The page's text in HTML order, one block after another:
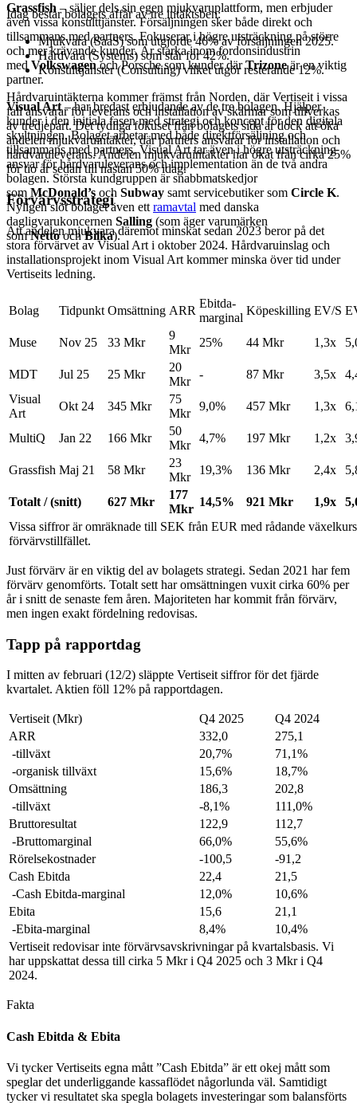
Grassfish – säljer dels sin egen mjukvaruplattform, men erbjuder
även vissa konsulttjänster. Försäljningen sker både direkt och
tillsammans med partners. Fokuserar i högre utsträckning på större
och mer krävande kunder. Är starka inom fordonsindustrin
med Volkswagenoch Porsche som kunder därTrizoneär en viktig
partner.
Visual Art– har bredast erbjudande av de tre bolagen. Hjälper
kunder i den initiala fasen med strategi och koncept för den digitala
skyltningen. Bolaget arbetar med både direktförsäljning och
tillsammans med partners. Visual Art tar även i högre utsträckning
ansvar för hårdvaruleverans och implementation än de två andra
bolagen. Största kundgruppen är snabbmatskedjor
som McDonald’s och Subway samt servicebutiker som Circle K.
Nyligen slöt bolaget även ett ramavtal med danska
dagligvarukoncernen Salling (som äger varumärken
somNettoochBilka).
Idag består bolagets affär av tre intäktsben:
Mjukvara (SaaS) som utgjorde 46% av försäljningen 2025.
Hårdvara (Systems) som står för 42%.
Konsulttjänster (Consulting) vilket utgör resterande 12%.
Hårdvaruintäkterna kommer främst från Norden, där Vertiseit i vissa
fall ansvarar för leverans och installation av skärmar som tillverkas
av tredjepart. Det tydliga fokuset från bolagets sida är dock att öka
andelen mjukvaruintäkter, där partners ansvarar för installation och
hårdvaruleverans. Andelen mjukvaruintäkter har ökat från cirka 25%
för tio år sedan till nästan 50% idag.
Förvärvsstrategi
Att andelen mjukvara däremot minskat sedan 2023 beror på det
stora förvärvet av Visual Art i oktober 2024. Hårdvaruinslag och
installationsprojekt inom Visual Art kommer minska över tid under
Vertiseits ledning.
Bolag Tidpunkt Omsättning ARR
Ebitda-
marginal
Köpeskilling EV/S
Muse Nov 25 33 Mkr
9
Mkr
25% 44 Mkr 1,3x
MDT Jul 25 25 Mkr
20
Mkr
- 87 Mkr 3,5x
Visual
Art
Okt 24 345 Mkr
75
Mkr
9,0% 457 Mkr 1,3x
MultiQ Jan 22 166 Mkr
50
Mkr
4,7% 197 Mkr 1,2x
Grassfish Maj 21 58 Mkr
23
Mkr
19,3% 136 Mkr 2,4x
Totalt / (snitt) 627 Mkr
177
Mkr
14,5% 921 Mkr 1,9x
Vissa siffror är omräknade till SEK från EUR med rådande
förvärvstillfället.
Just förvärv är en viktig del av bolagets strategi. Sedan 2021 har fem
förvärv genomförts. Totalt sett har omsättningen vuxit cirka 60% per
år i snitt de senaste fem åren. Majoriteten har kommit från förvärv,
men ingen exakt fördelning redovisas.
Tapp på rapportdag
I mitten av februari (12/2) släppte Vertiseit siffror för det fjärde
kvartalet. Aktien föll 12% på rapportdagen.
Vertiseit (Mkr) Q4 2025
Q4 2024
ARR
332,0
275,1
-tillväxt
20,7%
71,1%
-organisk tillväxt
15,6%
18,7%
Omsättning
186,3
202,8
-tillväxt
-8,1%
111,0%
Bruttoresultat
122,9
112,7
-Bruttomarginal
66,0%
55,6%
Rörelsekostnader
-100,5
-91,2
Cash Ebitda
22,4
21,5
-Cash Ebitda-marginal
12,0%
10,6%
Ebita
15,6
21,1
-Ebita-marginal
8,4%
10,4%
Vertiseit redovisar inte förvärvsavskrivningar på kvartalsbasis. Vi
har uppskattat dessa till cirka 5 Mkr i Q4 2025 och 3 Mkr i Q4
2024.
Fakta
Cash Ebitda & Ebita
Vi tycker Vertiseits egna mått ”Cash Ebitda” är ett okej mått som
speglar det underliggande kassaflödet någorlunda väl. Samtidigt
tycker vi resultatet ska spegla bolagets investeringar som balansförts